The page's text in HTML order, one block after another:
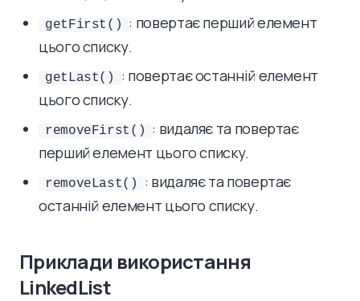
getFirst()
: повертає перший елемент
цього списку.
getLast()
: повертає останній елемент
цього списку.
removeFirst()
: видаляє та повертає
перший елемент цього списку.
removeLast()
: видаляє та повертає
останній елемент цього списку.
Приклади використання
LinkedList